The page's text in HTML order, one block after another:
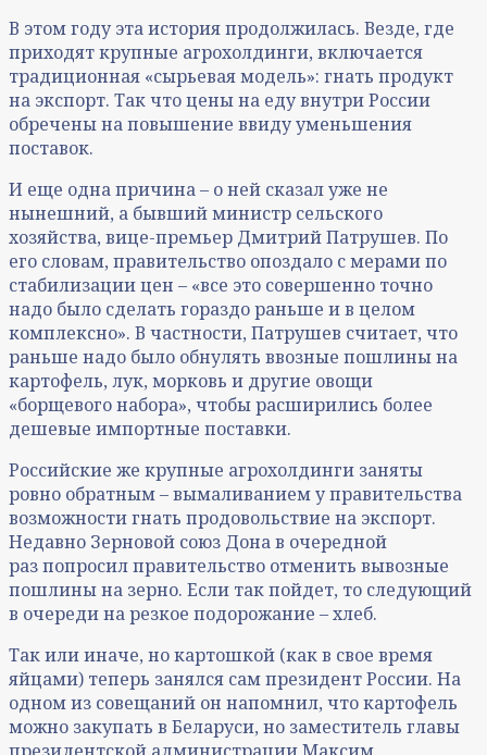
В этом году эта история продолжилась. Везде, где
приходят крупные агрохолдинги, включается
традиционная «сырьевая модель»: гнать продукт
на экспорт. Так что цены на еду внутри России
обречены на повышение ввиду уменьшения
поставок.
И еще одна причина – о ней сказал уже не
нынешний, а бывший министр сельского
хозяйства, вице-премьер Дмитрий Патрушев. По
его словам, правительство опоздало с мерами по
стабилизации цен – «все это совершенно точно
надо было сделать гораздо раньше и в целом
комплексно». В частности, Патрушев считает, что
раньше надо было обнулять ввозные пошлины на
картофель, лук, морковь и другие овощи
«борщевого набора», чтобы расширились более
дешевые импортные поставки.
Российские же крупные агрохолдинги заняты
ровно обратным – вымаливанием у правительства
возможности гнать продовольствие на экспорт.
Недавно Зерновой союз Дона в очередной
раз попросил правительство отменить вывозные
пошлины на зерно. Если так пойдет, то следующий
в очереди на резкое подорожание – хлеб.
Так или иначе, но картошкой (как в свое время
яйцами) теперь занялся сам президент России. На
одном из совещаний он напомнил, что картофель
можно закупать в Беларуси, но заместитель главы